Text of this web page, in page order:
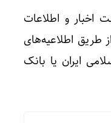
اخبار و اطلاعات
طریق اطلاعیه‌های
ایران یا بانک